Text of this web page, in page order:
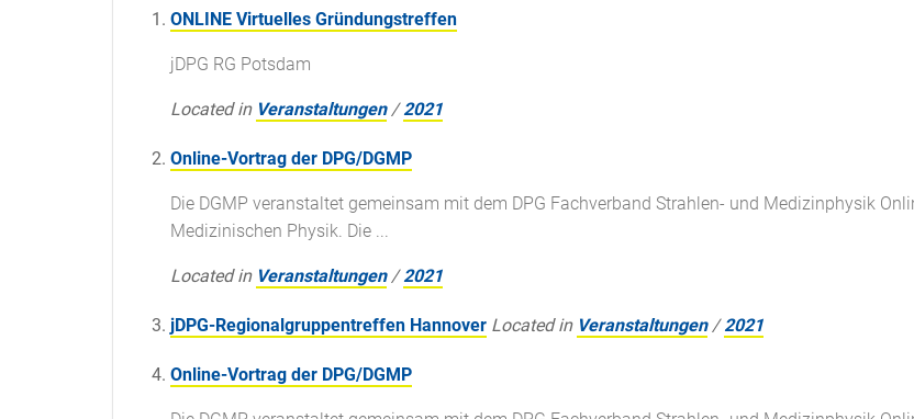
ONLINE Virtuelles Gründungstreffen
jDPG RG Potsdam
Located in Veranstaltungen /2021
Online-Vortrag der DPG/DGMP
Die DGMP veranstaltet gemeinsam mit dem DPG Fachverband Strahlen- und Medizinphysik
Medizinischen Physik. Die ...
Located in Veranstaltungen /2021
jDPG-Regionalgruppentreffen Hannover Located in Veranstaltungen /2021
Online-Vortrag der DPG/DGMP